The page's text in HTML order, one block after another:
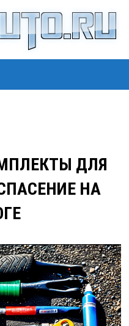
ДЛЯ
НА